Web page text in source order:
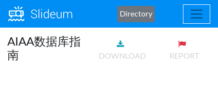
Directory
AIAA数据库指
南
DOWNLOAD REPORT